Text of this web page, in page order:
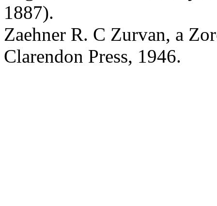
1887).
Zaehner R. С Zurvan, a
Clarendon Press, 1946.